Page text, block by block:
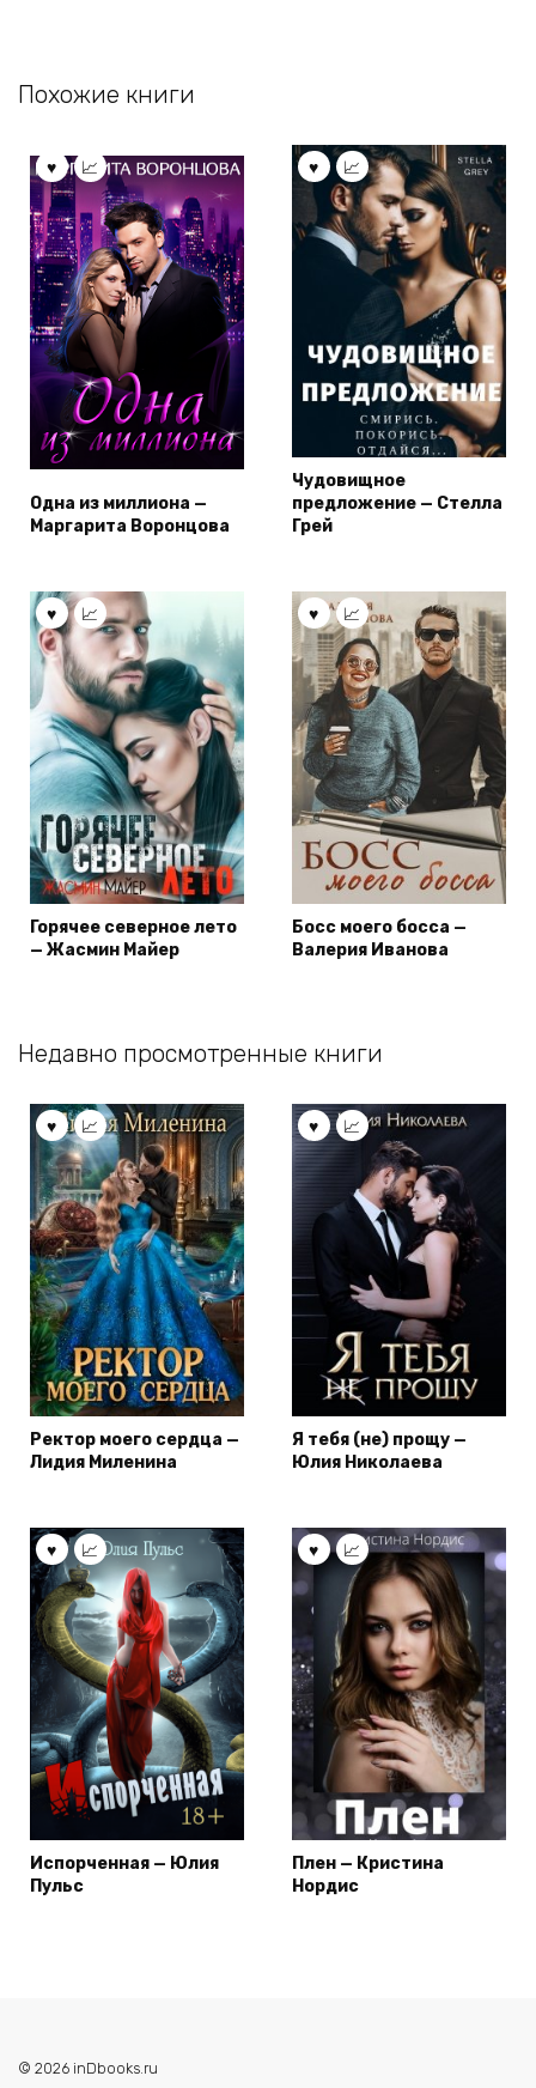
Похожие книги
Одна из миллиона —
Маргарита Воронцова
Чудовищное
предложение — Стелла
Грей
Горячее северное лето
— Жасмин Майер
Босс моего босса —
Валерия Иванова
Недавно просмотренные книги
Ректор моего сердца —
Лидия Миленина
Я тебя (не) прощу —
Юлия Николаева
Испорченная — Юлия
Пульс
Плен — Кристина
Нордис
© 2026 inDbooks.ru